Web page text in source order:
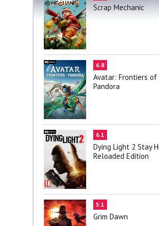
Scrap Mechanic
6.8
Avatar: Frontiers of
Pandora
6.1
Dying Light 2 Stay
Reloaded Edition
5.1
Grim Dawn